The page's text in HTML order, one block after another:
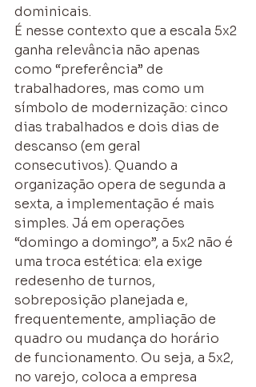
dominicais.
É nesse contexto que a escala 5x2
ganha relevância não apenas
como “preferência” de
trabalhadores, mas como um
símbolo de modernização: cinco
dias trabalhados e dois dias de
descanso (em geral
consecutivos). Quando a
organização opera de segunda a
sexta, a implementação é mais
simples. Já em operações
“domingo a domingo”, a 5x2 não é
uma troca estética: ela exige
redesenho de turnos,
sobreposição planejada e,
frequentemente, ampliação de
quadro ou mudança do horário
de funcionamento. Ou seja, a 5x2,
no varejo, coloca a empresa